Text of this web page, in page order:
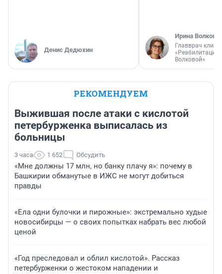
Денис Дедюхин
Ирина Волкова
Главврач
«Реабилитация
Волковой»
РЕКОМЕНДУЕМ
Выжившая после атаки с кислотой
петербурженка выписалась из
больницы
3 часа 1 652 Обсудить
«Мне должны 17 млн, но банку плачу я»: почему в
Башкирии обманутые в ИЖС не могут добиться
правды
«Ела одни булочки и пирожные»: экстремально худые
новосибирцы — о своих попытках набрать вес любой
ценой
«Год преследовал и облил кислотой». Рассказ
петербурженки о жестоком нападении и